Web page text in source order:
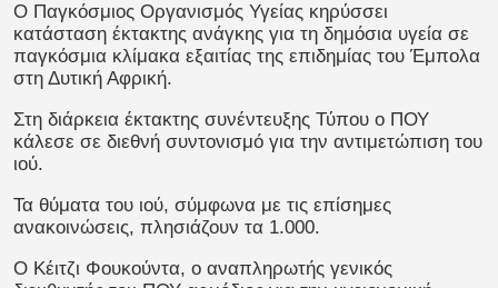
Ο Παγκόσμιος Οργανισμός Υγείας κηρύσσει
κατάσταση έκτακτης ανάγκης για τη δημόσια υγεία σε
παγκόσμια κλίμακα εξαιτίας της επιδημίας του Έμπολα
στη Δυτική Αφρική.
Στη διάρκεια έκτακτης συνέντευξης Τύπου ο ΠΟΥ
κάλεσε σε διεθνή συντονισμό για την αντιμετώπιση του
ιού.
Τα θύματα του ιού, σύμφωνα με τις επίσημες
ανακοινώσεις, πλησιάζουν τα 1.000.
Ο Κέιτζι Φουκούντα, ο αναπληρωτής γενικός